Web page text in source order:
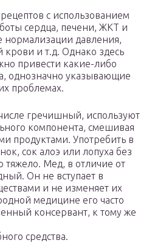
с использованием
сердца, печени, ЖКТ и
нормализации давления,
крови и т.д. Однако здесь
привести какие-либо
однозначно указывающие
проблемах.
гречишный, используют
компонента, смешивая
продуктами. Употребить в
сок алоэ или лопуха без
тяжело. Мед, в отличие от
Он не вступает в
и не изменяет их
медицине его часто
консервант, к тому же
средства.